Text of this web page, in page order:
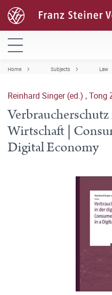
Home Subjects Law
Reinhard Singer (ed.) ,Tong
Wirtschaft |
Digital Economy